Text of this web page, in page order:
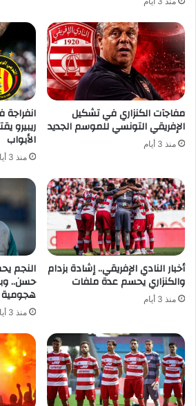
مفاجآت الكنزاري في تشكيل
الإفريقي التونسي للموسم الجديد
منذ 3 أيام
ريبيرو
الأبواب
منذ 3 أيام
أخبار النادي الإفريقي.. إشادة بزدام
والكنزاري يحسم عدة ملفات
منذ 3 أيام
النجم
حسن..
هجومية
منذ 3 أيام